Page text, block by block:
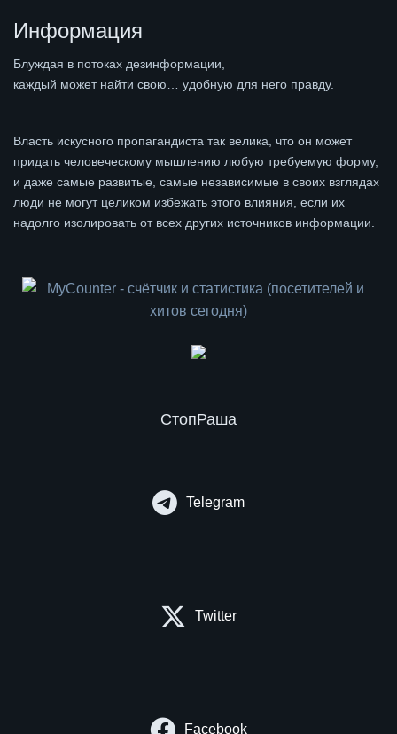
Информация
Блуждая в потоках дезинформации,
каждый может найти свою… удобную для него правду.
Власть искусного пропагандиста так велика, что он может
придать человеческому мышлению любую требуемую форму,
и даже самые развитые, самые независимые в своих взглядах
люди не могут целиком избежать этого влияния, если их
надолго изолировать от всех других источников информации.
СтопРаша
Telegram
Twitter
Facebook